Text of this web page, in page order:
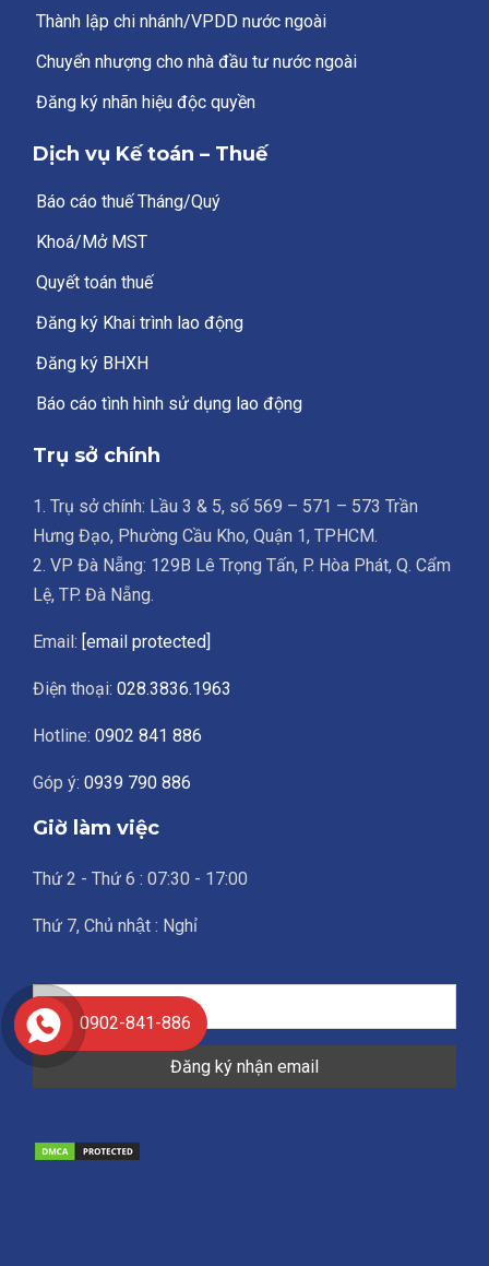
Thành lập chi nhánh/VPDD nước ngoài
Chuyển nhượng cho nhà đầu tư nước ngoài
Đăng ký nhãn hiệu độc quyền
Dịch vụ Kế toán – Thuế
Báo cáo thuế Tháng/Quý
Khoá/Mở MST
Quyết toán thuế
Đăng ký Khai trình lao động
Đăng ký BHXH
Báo cáo tình hình sử dụng lao động
Trụ sở chính
1. Trụ sở chính: Lầu 3 & 5, số 569 – 571 – 573 Trần
Hưng Đạo, Phường Cầu Kho, Quận 1, TPHCM.
2. VP Đà Nẵng: 129B Lê Trọng Tấn, P. Hòa Phát, Q. Cẩm
Lệ, TP. Đà Nẵng.
Email: [email protected]
Điện thoại: 028.3836.1963
Hotline: 0902 841 886
Góp ý: 0939 790 886
Giờ làm việc
Thứ 2 - Thứ 6 : 07:30 - 17:00
Thứ 7, Chủ nhật : Nghỉ
0902-841-886